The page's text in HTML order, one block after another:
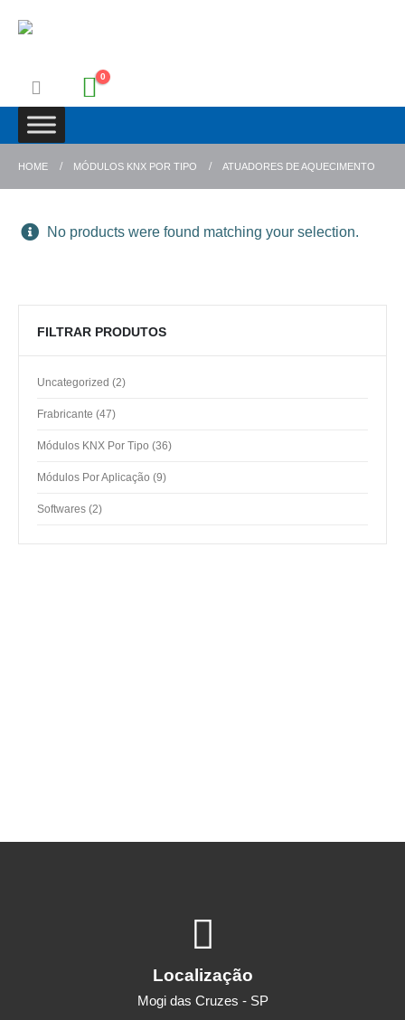
0
HOME MÓDULOS KNX POR TIPO ATUADORES DE AQUECIMENTO
No products were found matching your selection.
FILTRAR PRODUTOS
Uncategorized 22
Frabricante 4747
Módulos KNX Por Tipo 3636
Módulos Por Aplicação 99
Softwares 22
Localização
Mogi das Cruzes - SP